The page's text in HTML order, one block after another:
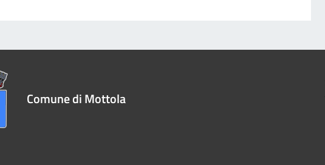
Comune di Mottola